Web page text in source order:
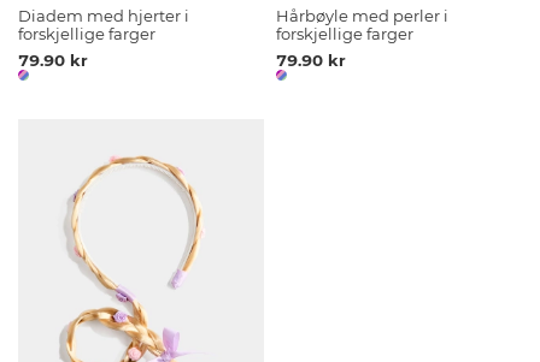
Diadem med hjerter i
forskjellige farger
79.90 kr
Hårbøyle med perler i
forskjellige farger
79.90 kr